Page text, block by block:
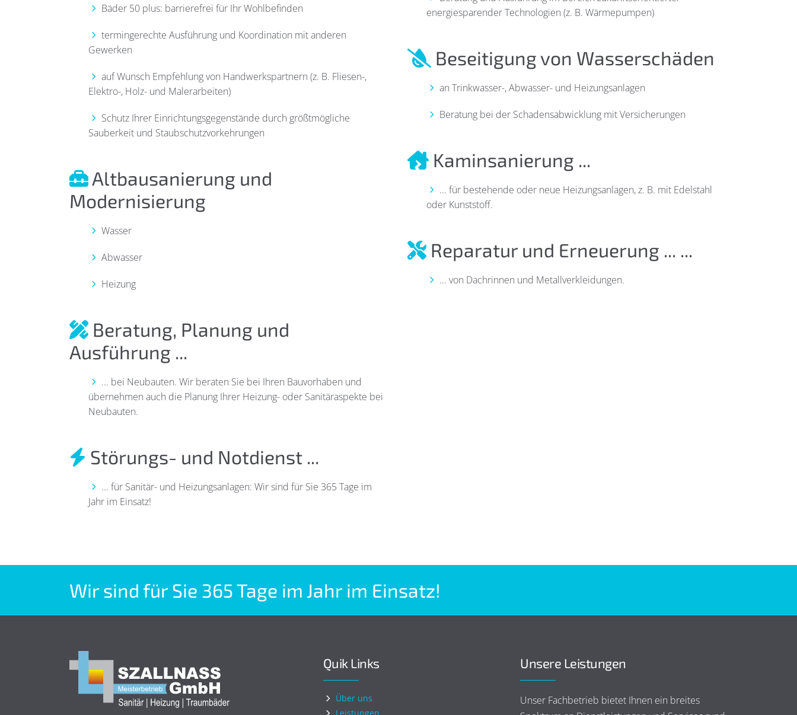
Bäder 50 plus: barrierefrei für Ihr Wohlbefinden
termingerechte Ausführung und Koordination mit anderen
Gewerken
auf Wunsch Empfehlung von Handwerkspartnern (z. B. Fliesen-,
Elektro-, Holz- und Malerarbeiten)
Schutz Ihrer Einrichtungsgegenstände durch größtmögliche
Sauberkeit und Staubschutzvorkehrungen
Altbausanierung und
Modernisierung
Wasser
Abwasser
Heizung
Beratung, Planung und
Ausführung ...
... bei Neubauten. Wir beraten Sie bei Ihren Bauvorhaben und
übernehmen auch die Planung Ihrer Heizung- oder Sanitäraspekte bei
Neubauten.
Störungs- und Notdienst ...
... für Sanitär- und Heizungsanlagen: Wir sind für Sie 365 Tage im
Jahr im Einsatz!
energiesparender Technologien (z. B. Wärmepumpen)
Beseitigung von Wasserschäden
an Trinkwasser-, Abwasser- und Heizungsanlagen
Beratung bei der Schadensabwicklung mit Versicherungen
Kaminsanierung ...
... für bestehende oder neue Heizungsanlagen, z. B. mit Edelstahl
oder Kunststoff.
Reparatur und Erneuerung ... ...
... von Dachrinnen und Metallverkleidungen.
Wir sind für Sie 365 Tage im Jahr im Einsatz!
Quik Links
Über uns
Unsere Leistungen
Unser Fachbetrieb bietet Ihnen ein breites